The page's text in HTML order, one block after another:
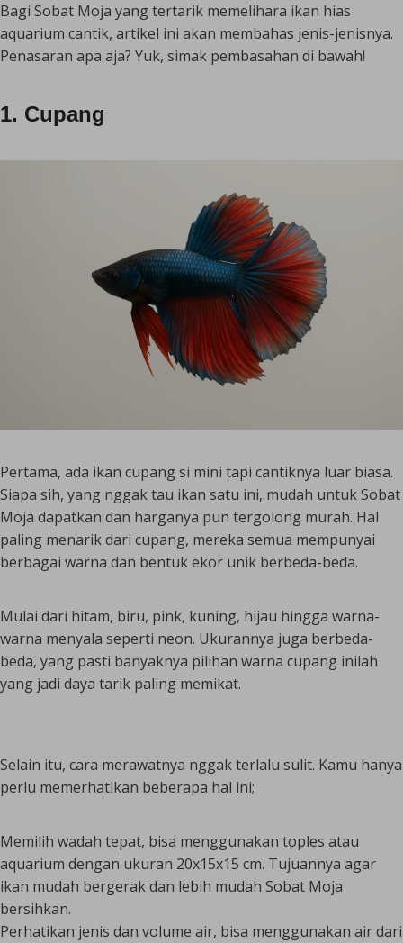
Bagi Sobat Moja yang tertarik memelihara ikan hias
aquarium cantik, artikel ini akan membahas jenis-jenisnya.
Penasaran apa aja? Yuk, simak pembasahan di bawah!
1. Cupang
Pertama, ada ikan cupang si mini tapi cantiknya luar biasa.
Siapa sih, yang nggak tau ikan satu ini, mudah untuk Sobat
Moja dapatkan dan harganya pun tergolong murah. Hal
paling menarik dari cupang, mereka semua mempunyai
berbagai warna dan bentuk ekor unik berbeda-beda.
Mulai dari hitam, biru, pink, kuning, hijau hingga warna-
warna menyala seperti neon. Ukurannya juga berbeda-
beda, yang pasti banyaknya pilihan warna cupang inilah
yang jadi daya tarik paling memikat.
Selain itu, cara merawatnya nggak terlalu sulit. Kamu hanya
perlu memerhatikan beberapa hal ini;
Memilih wadah tepat, bisa menggunakan toples atau
aquarium dengan ukuran 20x15x15 cm. Tujuannya agar
ikan mudah bergerak dan lebih mudah Sobat Moja
bersihkan.
Perhatikan jenis dan volume air, bisa menggunakan air dari